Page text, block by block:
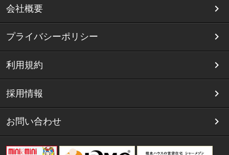
会社概要
プライバシーポリシー
利用規約
採用情報
お問い合わせ